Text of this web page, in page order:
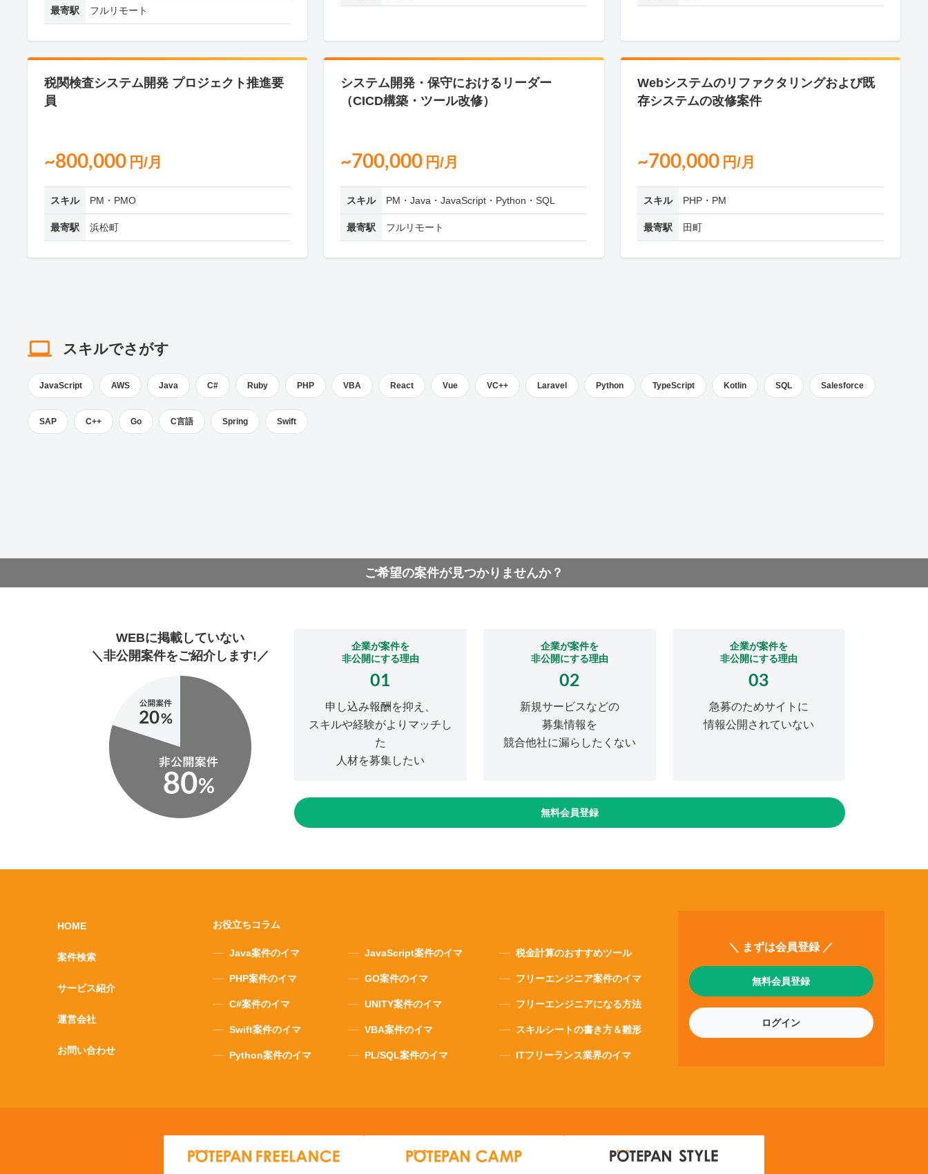
最寄駅 フルリモート
税関検査システム開発 プロジェクト推進要
員
~800,000 円/月
スキル PM・PMO
最寄駅 浜松町
システム開発・保守におけるリーダー
（CICD構築・ツール改修）
~700,000 円/月
スキル PM・Java・JavaScript・Python・SQL
最寄駅 フルリモート
Webシステムのリファクタリングおよび既
存システムの改修案件
~700,000 円/月
スキル PHP・PM
最寄駅 田町
スキルでさがす
JavaScript AWS Java C# Ruby PHP VBA React Vue VC++ Laravel Python TypeScript Kotlin SQL Salesforce
SAP C++ Go C言語 Spring Swift
ご希望の案件が見つかりませんか？
WEBに掲載していない
＼非公開案件をご紹介します!／
企業が案件を
非公開にする理由
01
申し込み報酬を抑え、
スキルや経験がよりマッチし
た
人材を募集したい
企業が案件を
非公開にする理由
02
新規サービスなどの
募集情報を
競合他社に漏らしたくない
企業が案件を
非公開にする理由
03
急募のためサイトに
情報公開されていない
無料会員登録
HOME
案件検索
サービス紹介
運営会社
お問い合わせ
お役立ちコラム
Java案件のイマ
PHP案件のイマ
C#案件のイマ
Swift案件のイマ
Python案件のイマ
JavaScript案件のイマ
GO案件のイマ
UNITY案件のイマ
VBA案件のイマ
PL/SQL案件のイマ
税金計算のおすすめツール
フリーエンジニア案件のイマ
フリーエンジニアになる方法
スキルシートの書き方＆雛形
ITフリーランス業界のイマ
＼ まずは会員登録 ／
無料会員登録
ログイン